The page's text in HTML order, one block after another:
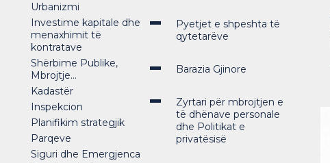
Urbanizmi
Investime kapitale dhe
menaxhimit të
kontratave
Shërbime Publike,
Mbrojtje...
Kadastër
Inspekcion
Planifikim strategjik
Parqeve
Siguri dhe Emergjenca
Pyetjet e shpeshta të
qytetarëve
Barazia Gjinore
Zyrtari për mbrojtjen e
të dhënave personale
dhe Politikat e
privatësisë